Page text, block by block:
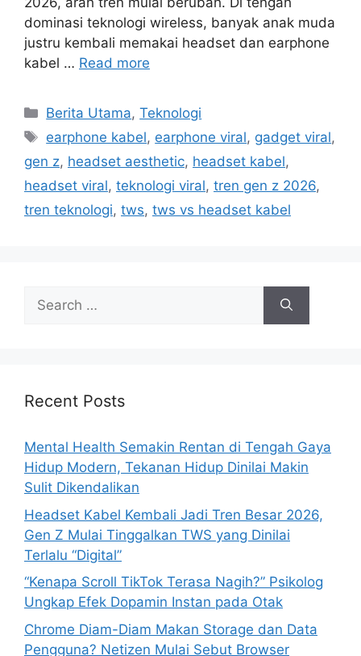
dominasi teknologi wireless, banyak anak muda
justru kembali memakai headset dan earphone
kabel … Read more
C
a
e
g
o
Berita Utama,Teknologi
T
a
s
earphone kabel, earphone viral, gadget viral,
gen z, headset aesthetic, headset kabel,
headset viral, teknologi viral, tren gen z 2026,
tren teknologi, tws, tws vs headset kabel
h
r
:
Recent Posts
Mental Health Semakin Rentan di Tengah Gaya
Hidup Modern, Tekanan Hidup Dinilai Makin
Sulit Dikendalikan
Headset Kabel Kembali Jadi Tren Besar 2026,
Gen Z Mulai Tinggalkan TWS yang Dinilai
Terlalu “Digital”
“Kenapa Scroll TikTok Terasa Nagih?” Psikolog
Ungkap Efek Dopamin Instan pada Otak
Chrome Diam-Diam Makan Storage dan Data
Pengguna? Netizen Mulai Sebut Browser